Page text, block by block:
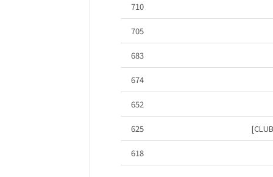
710
705
683
674
652
625
618